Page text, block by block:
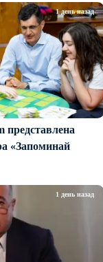
представлена
«Запоминай
1 день назад
1 день назад